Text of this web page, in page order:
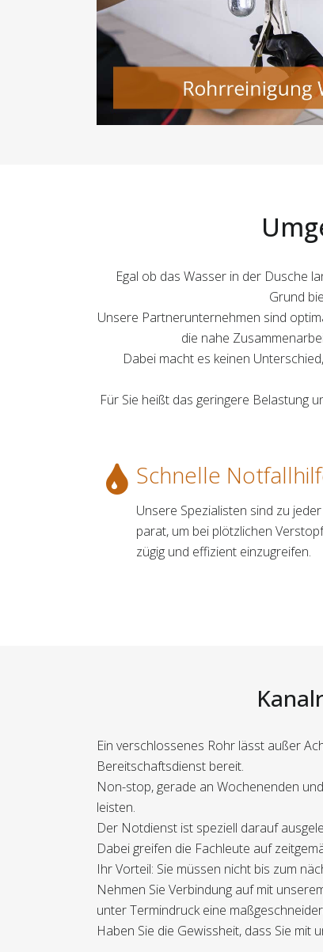
Egal ob das Wasser in der Dusche
Grund
Unsere Partnerunternehmen sind
die nahe
Dabei macht es keinen
Für Sie heißt das geringere Belastung
Schnelle
Unsere Spezialisten sind zu
parat, um bei plötzlichen
zügig und effizient einzugreifen.
Ein verschlossenes Rohr lässt außer
Bereitschaftsdienst bereit.
Non-stop, gerade an Wochenenden
leisten.
Der Notdienst ist speziell darauf
Dabei greifen die Fachleute auf
Ihr Vorteil: Sie müssen nicht bis zum
Nehmen Sie Verbindung auf mit
unter Termindruck eine
Haben Sie die Gewissheit, dass Sie